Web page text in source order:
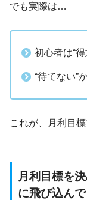
でも実際は…
初心者は“
“待てない”
これが、月利目
月利目標を
に飛び込ん